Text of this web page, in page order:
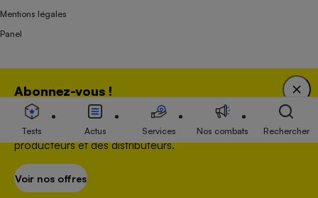
Abonnez-vous !
Bénéficiez d'une expertise unique tout en soutenant
une association 100 % indépendante de l'Etat, des
producteurs et des distributeurs.
Voir nos offres
Mentions légales
Panel
Association indépendante de l’État, des syndicats, des producteurs et des
distributeurs depuis 1951.
Tests Actus Services Nos combats Rechercher